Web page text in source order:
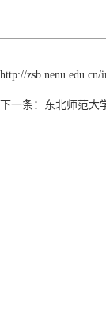
http://
下一条： 东北师范大